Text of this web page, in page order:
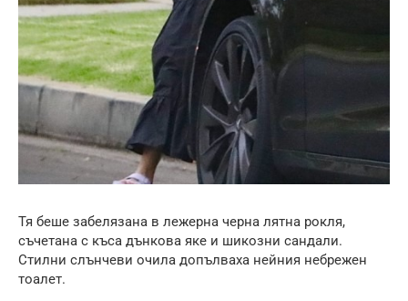
Тя беше забелязана в лежерна черна лятна рокля,
съчетана с къса дънкова яке и шикозни сандали.
Стилни слънчеви очила допълваха нейния небрежен
тоалет.